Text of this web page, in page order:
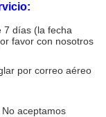
7 días (la fecha
favor con nosotros
por correo aéreo
aceptamos